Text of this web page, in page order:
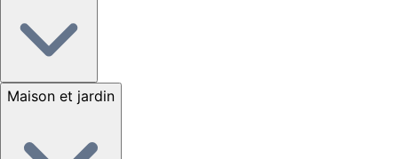
Maison et jardin